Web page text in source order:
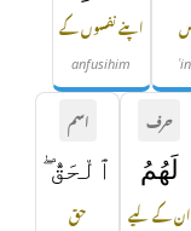
اپنے نفسوں کے
anfusihim
حرف
لَهُمُ
ان کے لیے
اسم
ٱلْحَقُّ ۖ
حق